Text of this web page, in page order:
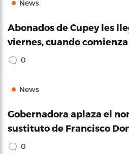
News
Abonados de Cupey les
viernes, cuando
0
News
Gobernadora aplaza el
sustituto de Francisco
0